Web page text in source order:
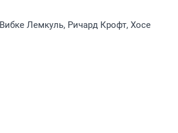
Лемкуль, Ричард Крофт, Хосе